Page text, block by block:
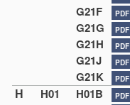
G21F PDF
G21G PDF
G21H PDF
G21J PDF
G21K PDF
H H01 H01B PDF